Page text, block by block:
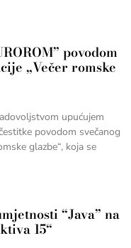
povodom
„Večer romske
upućujem
povodom svečanog
glazbe“, koja se
“Java” na
15“